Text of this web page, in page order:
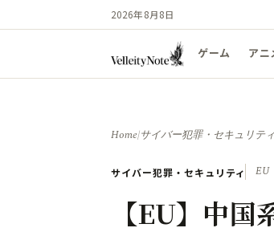
2026年8月8日
ゲーム アニ
Home/サイバー犯罪・セキュリティ
サイバー犯罪・セキュリティ EU
【EU】中